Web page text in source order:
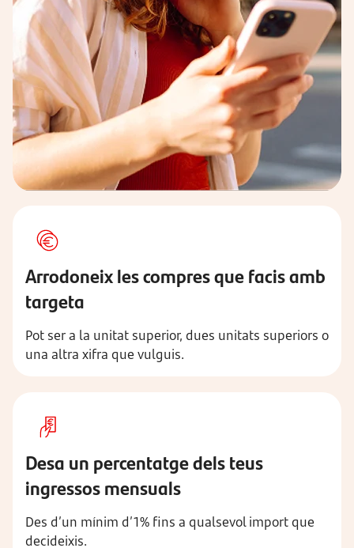
Arrodoneix les compres que facis amb
targeta
Pot ser a la unitat superior, dues unitats superiors o
una altra xifra que vulguis.
Desa un percentatge dels teus
ingressos mensuals
Des d’un mínim d’1% fins a qualsevol import que
decideixis.